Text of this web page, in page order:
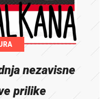
nezavisne
prilike